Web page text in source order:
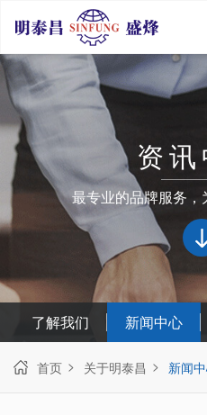
资
最专业的品牌服务
了解我们 新闻中心
首页 关于明泰昌 新闻